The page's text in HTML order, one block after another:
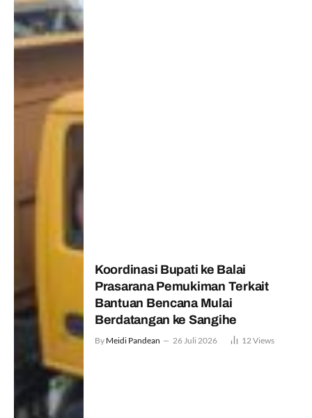
Koordinasi Bupati ke Balai
Prasarana Pemukiman Terkait
Bantuan Bencana Mulai
Berdatangan ke Sangihe
By Meidi Pandean 26 Juli 2026 12Views